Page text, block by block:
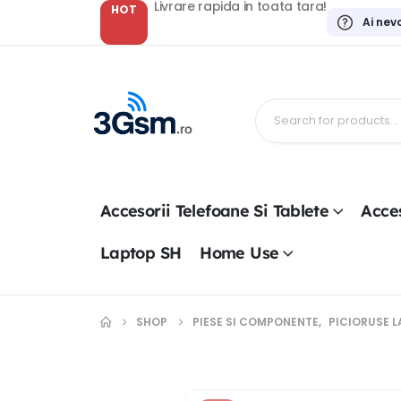
HOT Livrare rapida in toata tara!
Ai
Accesorii Telefoane Si Tablete
Laptop SH Home Use
SHOP PIESE SI COMPONENTE, PICIORUSE